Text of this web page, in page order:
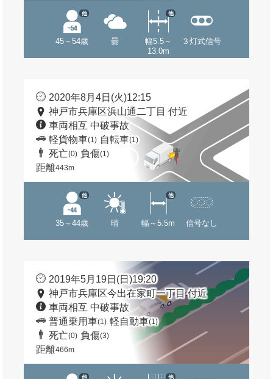
45～54歳
他
曇
幅5.5～
13.0m
他
３灯式信号
2020年8月4日(火)12:15
神戸市兵庫区浜山通二丁目 付近
車両相互 中破事故
軽貨物車(1) 自転車(1)
死亡(0) 負傷(1)
距離443m
35～44歳
他
晴 幅～5.5m
他
信号なし
2019年5月19日(日)19:20
神戸市兵庫区今出在家町一丁目 付近
車両相互 中破事故
普通乗用車(1) 軽自動車(1)
死亡(0) 負傷(3)
距離466m
他 他